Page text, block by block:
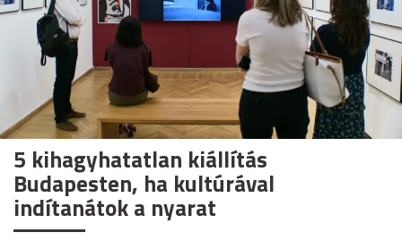
5 kihagyhatatlan kiállítás
Budapesten, ha kultúrával
indítanátok a nyarat